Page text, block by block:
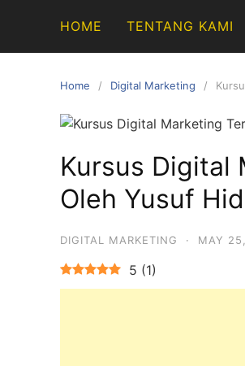
HOME TENTANG KAMI
Home Digital Marketing
Kursus Digital
Oleh Yusuf
DIGITAL MARKETING · MAY
5 (1)